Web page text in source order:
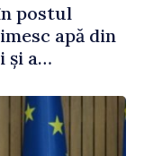
postul
apă din
și a